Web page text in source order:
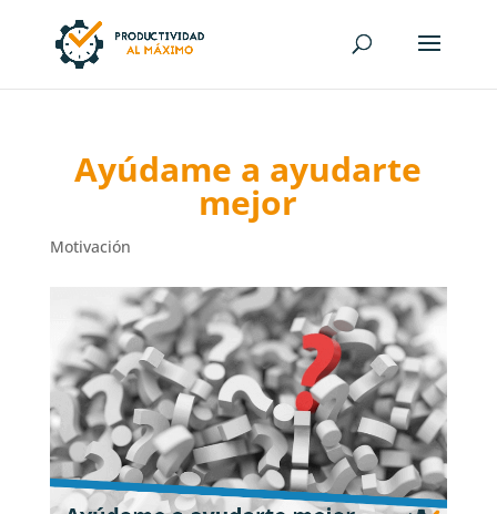
Ayúdame a ayudarte
mejor
Motivación